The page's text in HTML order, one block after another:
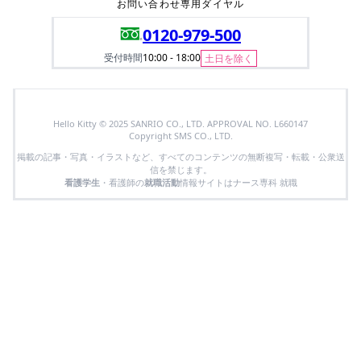
お問い合わせ専用ダイヤル
0120-979-500
受付時間10:00 - 18:00 土日を除く
Hello Kitty © 2025 SANRIO CO., LTD. APPROVAL NO. L660147
Copyright SMS CO., LTD.
掲載の記事・写真・イラストなど、すべてのコンテンツの無断複写・転載・公衆送
信を禁じます。
看護学生 ・看護師の就職活動情報サイトはナース専科 就職